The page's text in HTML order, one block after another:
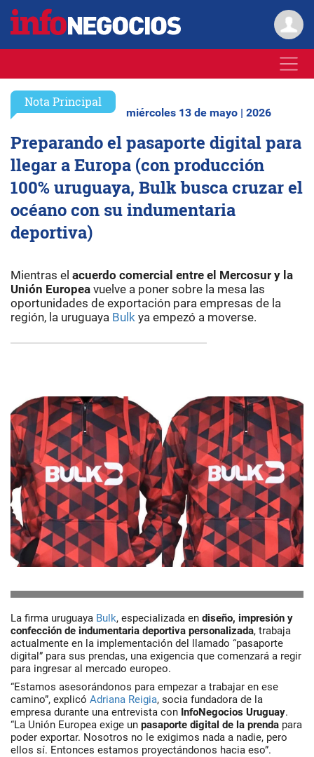
Nota Principal
miércoles 13 de mayo | 2026
Preparando el pasaporte digital para
llegar a Europa (con producción
100% uruguaya, Bulk busca cruzar el
océano con su indumentaria
deportiva)
Mientras el acuerdo comercial entre el Mercosur y la
Unión Europea vuelve a poner sobre la mesa las
oportunidades de exportación para empresas de la
región, la uruguaya Bulk ya empezó a moverse.
La firma uruguaya Bulk, especializada en diseño, impresión y
confección de indumentaria deportiva personalizada, trabaja
actualmente en la implementación del llamado “pasaporte
digital” para sus prendas, una exigencia que comenzará a regir
para ingresar al mercado europeo.
“Estamos asesorándonos para empezar a trabajar en ese
camino”, explicó Adriana Reigia, socia fundadora de la
empresa durante una entrevista con InfoNegocios Uruguay.
“La Unión Europea exige un pasaporte digital de la prenda para
poder exportar. Nosotros no le exigimos nada a nadie, pero
ellos sí. Entonces estamos proyectándonos hacia eso”.